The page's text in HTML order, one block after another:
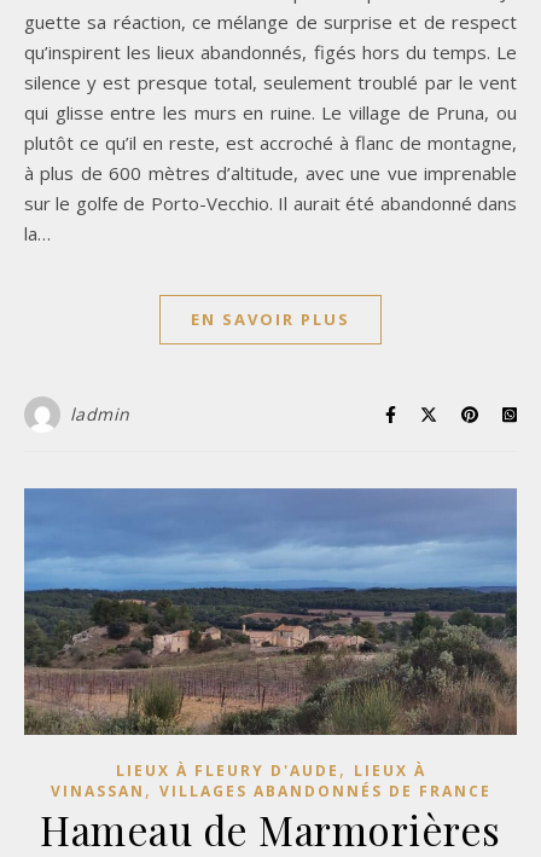
guette sa réaction, ce mélange de surprise et de respect
qu’inspirent les lieux abandonnés, figés hors du temps. Le
silence y est presque total, seulement troublé par le vent
qui glisse entre les murs en ruine. Le village de Pruna, ou
plutôt ce qu’il en reste, est accroché à flanc de montagne,
à plus de 600 mètres d’altitude, avec une vue imprenable
sur le golfe de Porto-Vecchio. Il aurait été abandonné dans
la…
EN SAVOIR PLUS
ladmin
LIEUX À FLEURY D'AUDE , LIEUX À
VINASSAN , VILLAGES ABANDONNÉS DE FRANCE
Hameau de Marmorières